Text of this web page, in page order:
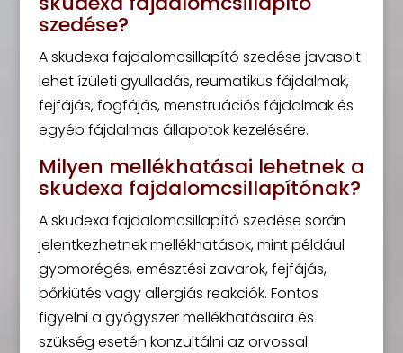
szedése?
A skudexa fajdalomcsillapító szedése javasolt
lehet ízületi gyulladás, reumatikus fájdalmak,
fejfájás, fogfájás, menstruációs fájdalmak és
egyéb fájdalmas állapotok kezelésére.
Milyen mellékhatásai lehetnek a
skudexa fajdalomcsillapítónak?
A skudexa fajdalomcsillapító szedése során
jelentkezhetnek mellékhatások, mint például
gyomorégés, emésztési zavarok, fejfájás,
bőrkiütés vagy allergiás reakciók. Fontos
figyelni a gyógyszer mellékhatásaira és
szükség esetén konzultálni az orvossal.